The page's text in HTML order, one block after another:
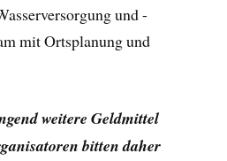
und -
mit Ortsplanung und
weitere Geldmittel
bitten daher